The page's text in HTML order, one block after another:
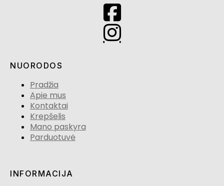
NUORODOS
Pradžia
Apie mus
Kontaktai
Krepšelis
Mano paskyra
Parduotuvė
INFORMACIJA